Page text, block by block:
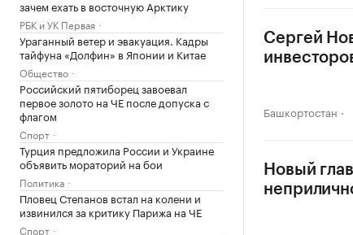
зачем ехать в восточную Арктику
РБК и УК Первая
Ураганный ветер и эвакуация. Кадры
тайфуна «Долфин» в Японии и Китае
Общество
Российский пятиборец завоевал
первое золото на ЧЕ после допуска с
флагом
Спорт
Турция предложила России и Украине
объявить мораторий на бои
Политика
Пловец Степанов встал на колени и
извинился за критику Парижа на ЧЕ
Спорт
Сергей
Башкортостан
Новый